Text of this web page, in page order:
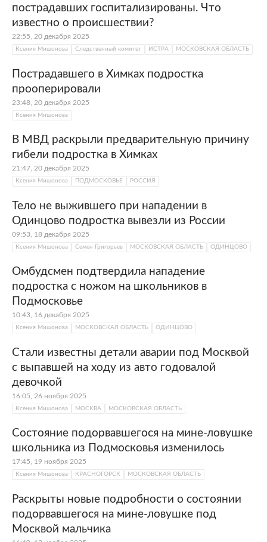
пострадавших госпитализированы. Что
известно о происшествии?
22:55, 20 декабря 2025
Ксения Мишонова Следственный комитет ИСТРА МОСКОВСКАЯ ОБЛАСТЬ
Пострадавшего в Химках подростка
прооперировали
23:48, 20 декабря 2025
Ксения Мишонова
В МВД раскрыли предварительную причину
гибели подростка в Химках
21:47, 20 декабря 2025
Ксения Мишонова ПОДМОСКОВЬЕ РОССИЯ
Тело не выжившего при нападении в
Одинцово подростка вывезли из России
09:53, 18 декабря 2025
Ксения Мишонова Семен Григорьев МОСКОВСКАЯ ОБЛАСТЬ ОДИНЦОВО
Омбудсмен подтвердила нападение
подростка с ножом на школьников в
Подмосковье
10:43, 16 декабря 2025
Ксения Мишонова МОСКОВСКАЯ ОБЛАСТЬ ОДИНЦОВО
Стали известны детали аварии под Москвой
с выпавшей на ходу из авто годовалой
девочкой
16:05, 26 ноября 2025
Ксения Мишонова МОСКВА МОСКОВСКАЯ ОБЛАСТЬ
Состояние подорвавшегося на мине-ловушке
школьника из Подмосковья изменилось
17:45, 19 ноября 2025
Ксения Мишонова КРАСНОГОРСК МОСКОВСКАЯ ОБЛАСТЬ
Раскрыты новые подробности о состоянии
подорвавшегося на мине-ловушке под
Москвой мальчика